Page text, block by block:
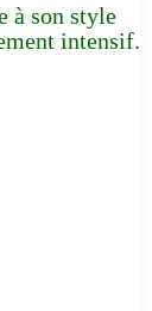
à son style
intensif.